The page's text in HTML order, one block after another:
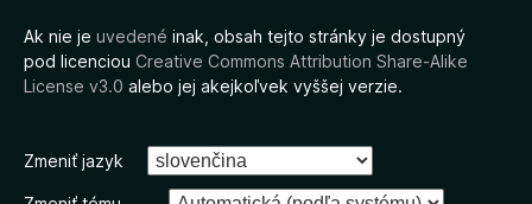
Ak nie je uvedené inak, obsah tejto stránky je dostupný
pod licenciou Creative Commons Attribution Share-Alike
License v3.0 alebo jej akejkoľvek vyššej verzie.
Zmeniť jazyk